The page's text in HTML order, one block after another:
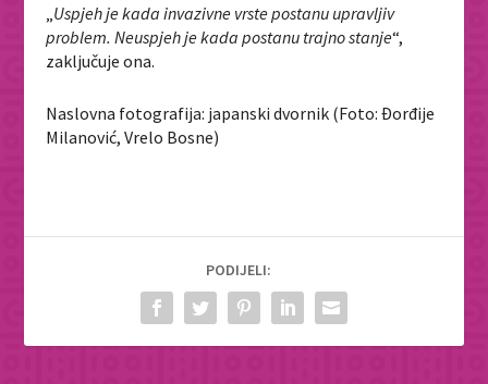
Uspjeh je kada invazivne vrste postanu upravljiv
problem. Neuspjeh je kada postanu trajno stanje“,
zaključuje ona.
Naslovna fotografija: japanski dvornik (Foto: Đorđije
Milanović, Vrelo Bosne)
PODIJELI: